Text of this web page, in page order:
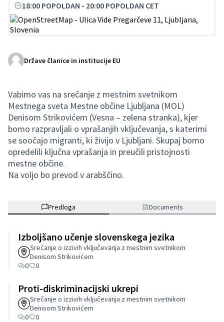
18:00 POPOLDAN - 20:00 POPOLDAN CET
Države članice in institucije EU
Vabimo vas na srečanje z mestnim svetnikom
Mestnega sveta Mestne občine Ljubljana (MOL)
Denisom Strikovićem (Vesna – zelena stranka), kjer
bomo razpravljali o vprašanjih vključevanja, s katerimi
se soočajo migranti, ki živijo v Ljubljani. Skupaj bomo
opredelili ključna vprašanja in preučili pristojnosti
mestne občine.
Na voljo bo prevod v arabščino.
Predloga Documents
Izboljšano učenje slovenskega jezika
Srečanje o izzivih vključevanja z mestnim svetnikom
Denisom Strikovićem
0
0
Proti-diskriminacijski ukrepi
Srečanje o izzivih vključevanja z mestnim svetnikom
Denisom Strikovićem
0
0